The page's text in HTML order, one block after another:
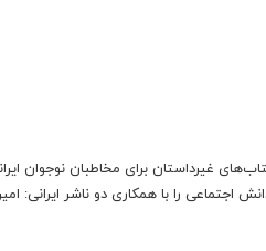
اجتماعی را با همکاری دو ناشر ایرانی: